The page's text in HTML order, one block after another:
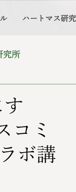
ハートマス研
究所
コミ
ボ講